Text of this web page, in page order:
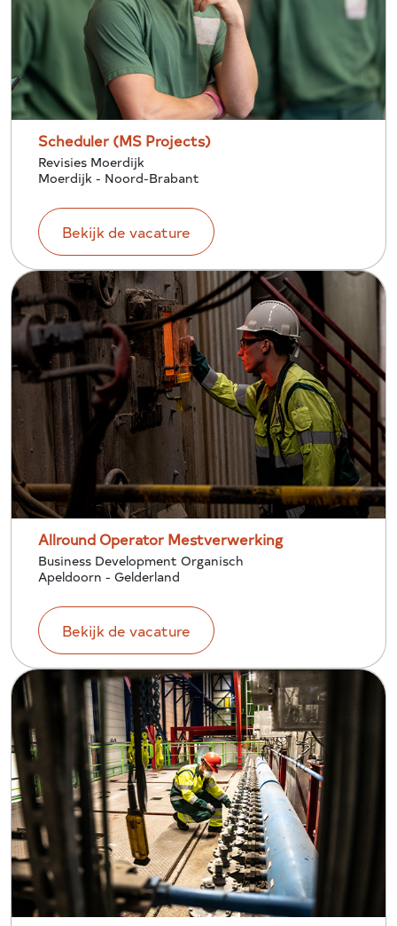
Scheduler (MS Projects)
Revisies Moerdijk
Moerdijk - Noord-Brabant
Bekijk de vacature
Allround Operator Mestverwerking
Business Development Organisch
Apeldoorn - Gelderland
Bekijk de vacature